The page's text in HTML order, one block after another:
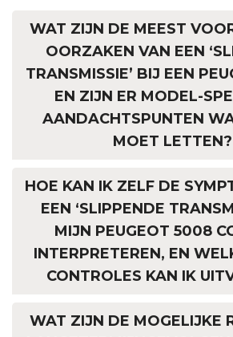
WAT ZIJN DE MEEST
OORZAKEN VAN EEN
TRANSMISSIE’ BIJ EEN
EN ZIJN ER MODEL-
AANDACHTSPUNTEN
MOET LETTEN?
HOE KAN IK ZELF DE
EEN ‘SLIPPENDE
MIJN PEUGEOT 5008
INTERPRETEREN, EN
CONTROLES KAN IK
WAT ZIJN DE MOGELIJKE